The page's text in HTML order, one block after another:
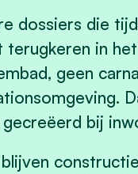
dossiers die
in
geen
bij